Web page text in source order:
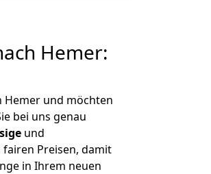
Hemer:
Hemer und möchten
bei uns genau
und
fairen Preisen, damit
in Ihrem neuen